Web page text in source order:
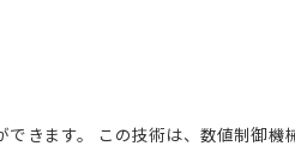
きます。 この技術は、数値制御機